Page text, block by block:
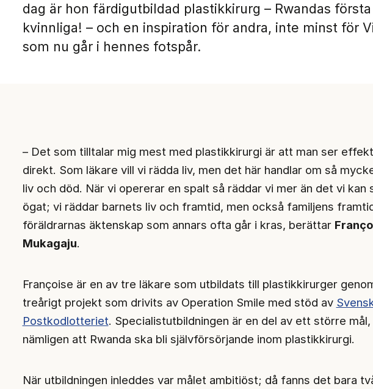
dag är hon färdigutbildad plastikkirurg – Rwandas första
kvinnliga! – och en inspiration för andra, inte minst för
som nu går i hennes fotspår.
– Det som tilltalar mig mest med plastikkirurgi är att man ser
direkt. Som läkare vill vi rädda liv, men det här handlar om så
liv och död. När vi opererar en spalt så räddar vi mer än det vi kan
ögat; vi räddar barnets liv och framtid, men också familjens
föräldrarnas äktenskap som annars ofta går i kras, berättar
Mukagaju.
Françoise är en av tre läkare som utbildats till plastikkirurger
treårigt projekt som drivits av Operation Smile med stöd av
Postkodlotteriet. Specialistutbildningen är en del av ett större mål,
nämligen att Rwanda ska bli självförsörjande inom plastikkirurgi.
När utbildningen inleddes var målet ambitiöst; då fanns det bara